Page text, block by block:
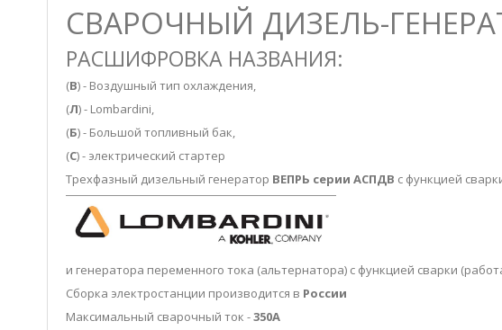
СВАРОЧНЫЙ ДИЗЕЛЬ-
РАСШИФРОВКА НАЗВАНИЯ:
(В) - Воздушный тип охлаждения,
(Л) - Lombardini,
(Б) - Большой топливный бак,
(С) - электрический стартер
Трехфазный дизельный генератор ВЕПРЬ серии АСПДВ с функцией
и генератора переменного тока (альтернатора) с функцией сварки
Сборка электростанции производится в России
Максимальный сварочный ток -350А